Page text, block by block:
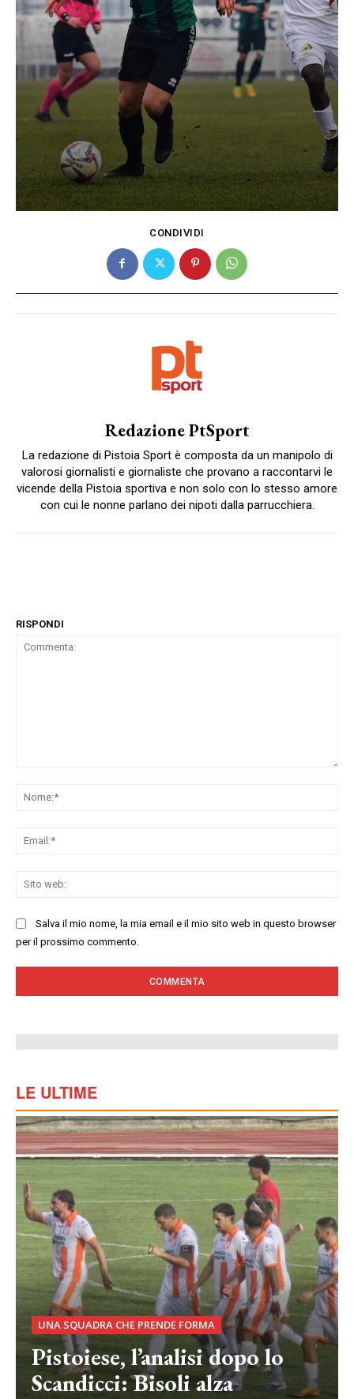
CONDIVIDI
Redazione PtSport
La redazione di Pistoia Sport è composta da un manipolo di
valorosi giornalisti e giornaliste che provano a raccontarvi le
vicende della Pistoia sportiva e non solo con lo stesso amore
con cui le nonne parlano dei nipoti dalla parrucchiera.
RISPONDI
Salva il mio nome, la mia email e il mio sito web in questo browser
per il prossimo commento.
LE ULTIME
UNA SQUADRA CHE PRENDE FORMA
Pistoiese, l’analisi dopo lo
Scandicci: Bisoli alza